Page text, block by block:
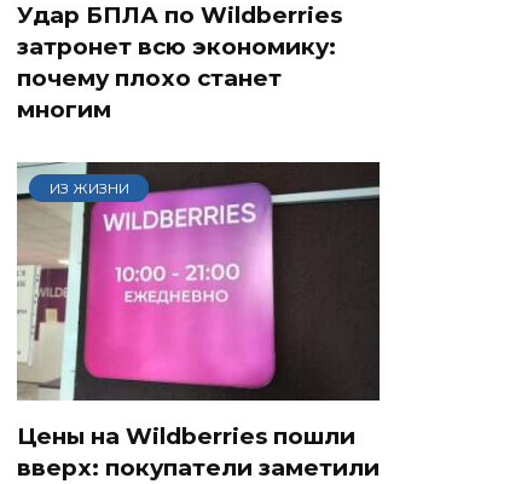
Удар БПЛА по Wildberries
затронет всю экономику:
почему плохо станет
многим
ИЗ ЖИЗНИ
Цены на Wildberries пошли
вверх: покупатели заметили